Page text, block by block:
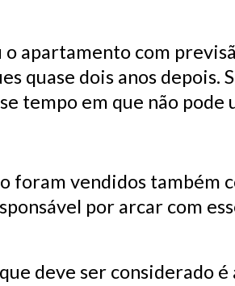
apartamento com
quase dois anos
tempo em que não
foram vendidos também
por arcar com
deve ser considerado